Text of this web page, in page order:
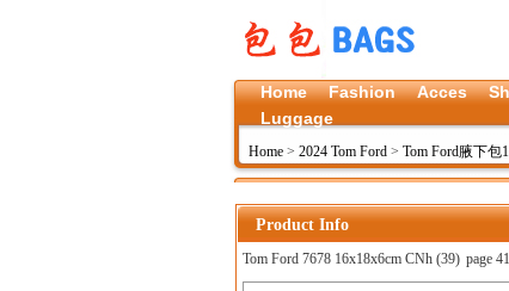
Home Fashion Acces
Luggage
Home > 2024 Tom Ford > Tom Ford腋下包
Product Info
Tom Ford 7678 16x18x6cm CNh (39) page